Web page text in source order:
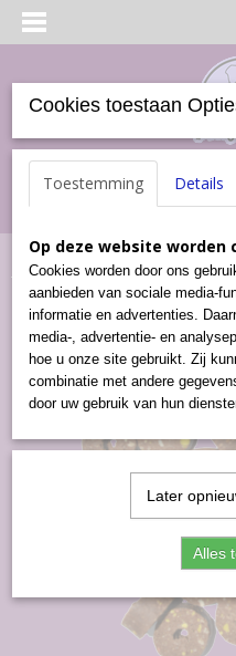
Inloggen Registreren
Home >Snacks>Zachte
Cookies toestaan
Toestemming Details
Op deze website worden
Cookies worden door ons
aanbieden van sociale media-
informatie en advertenties.
media-, advertentie- en
hoe u onze site gebruikt. Zij
combinatie met andere
door uw gebruik van hun
Later
Alles